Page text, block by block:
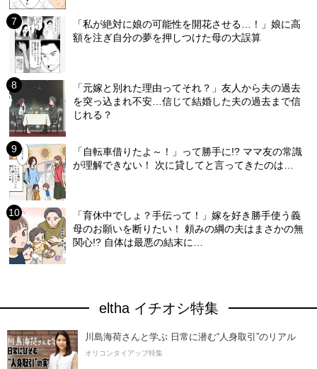
「私が絶対に娘の可能性を開花させる…！」娘に高
額を注ぎ自分の夢を押しつけた母の大誤算
「元嫁と別れた理由ってそれ？」友人から夫の過去
を突っ込まれ不安…信じて結婚した夫の過去まで信
じれる？
「自転車借りたよ～！」って勝手に!? ママ友の常識
が理解できない！ 次に貸してと言ってきたのは…
「育休中でしょ？手伝って！」嫁を好き勝手使う義
母のお願いを断りたい！ 頼みの綱の夫はまさかの無
関心!? 自体は最悪の結末に…
eltha イチオシ特集
川島海荷さんと学ぶ 日常に潜む“人身取引”のリアル
オリコンタイアップ特集